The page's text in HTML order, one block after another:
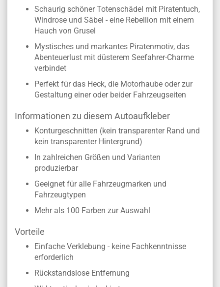
Schaurig schöner Totenschädel mit Piratentuch,
Windrose und Säbel - eine Rebellion mit einem
Hauch von Grusel
Mystisches und markantes Piratenmotiv, das
Abenteuerlust mit düsterem Seefahrer-Charme
verbindet
Perfekt für das Heck, die Motorhaube oder zur
Gestaltung einer oder beider Fahrzeugseiten
Informationen zu diesem Autoaufkleber
Konturgeschnitten (kein transparenter Rand und
kein transparenter Hintergrund)
In zahlreichen Größen und Varianten
produzierbar
Geeignet für alle Fahrzeugmarken und
Fahrzeugtypen
Mehr als 100 Farben zur Auswahl
Vorteile
Einfache Verklebung - keine Fachkenntnisse
erforderlich
Rückstandslose Entfernung